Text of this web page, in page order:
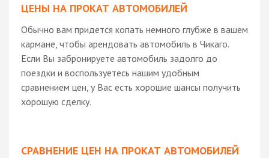
ЦЕНЫ НА ПРОКАТ АВТОМОБИЛЕЙ
Обычно вам придется копать немного глубже в вашем
кармане, чтобы арендовать автомобиль в Чикаго.
Если Вы забронируете автомобиль задолго до
поездки и воспользуетесь нашим удобным
сравнением цен, у Вас есть хорошие шансы получить
хорошую сделку.
СРАВНЕНИЕ ЦЕН НА ПРОКАТ АВТОМОБИЛЕЙ